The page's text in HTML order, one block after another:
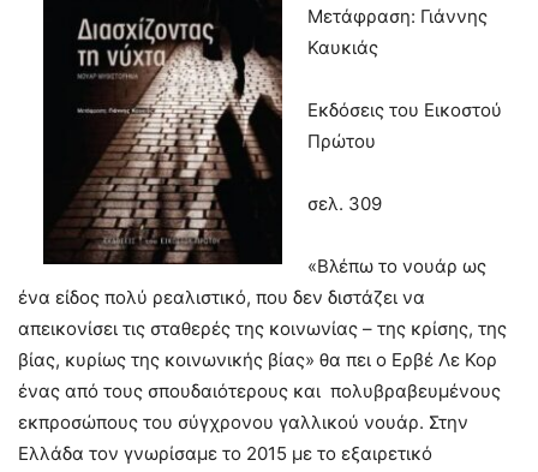
Μετάφραση: Γιάννης
Καυκιάς
Εκδόσεις του Εικοστού
Πρώτου
σελ. 309
«Βλέπω το νουάρ ως
ένα είδος πολύ ρεαλιστικό, που δεν διστάζει να
απεικονίσει τις σταθερές της κοινωνίας – της κρίσης, της
βίας, κυρίως της κοινωνικής βίας» θα πει ο Ερβέ Λε Κορ
ένας από τους σπουδαιότερους και πολυβραβευμένους
εκπροσώπους του σύγχρονου γαλλικού νουάρ. Στην
Ελλάδα τον γνωρίσαμε το 2015 με το εξαιρετικό